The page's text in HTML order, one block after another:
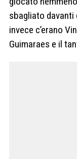
sbagliato davanti
invece c’erano
Guimaraes e il